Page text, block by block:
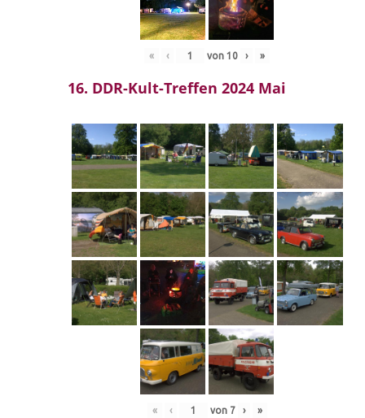
« ‹ von 10 › »
16. DDR-Kult-Treffen 2024 Mai
« ‹ von 7 › »